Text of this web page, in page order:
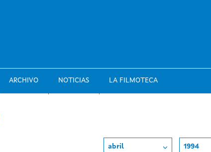
ARCHIVO NOTICIAS LA FILMOTECA
abril 1994